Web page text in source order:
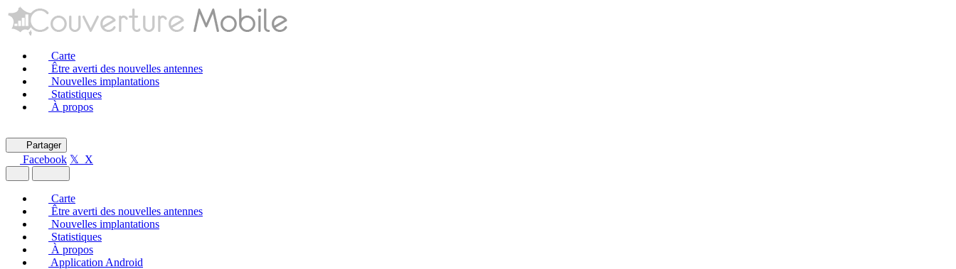
Carte
Être averti des nouvelles antennes
Nouvelles implantations
Statistiques
À propos
Partager
Facebook 𝕏 X
Carte
Être averti des nouvelles antennes
Nouvelles implantations
Statistiques
À propos
Application Android